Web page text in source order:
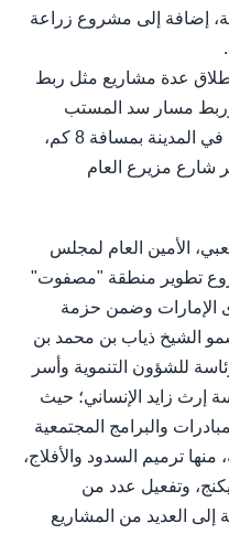
إضافة إلى مشروع زراعة
إطلاق عدة مشاريع مثل ربط
مسار سد المستب
بمسار الميداع، وإنشاء طرق جديدة في المدينة بمسافة 8 كم،
10 كم، وتطوير شارع مزيرع العام
الأمين العام لمجلس
تطوير منطقة "مصفوت"
وضمن حزمة
سمو الشيخ ذياب بن محمد بن
للشؤون التنموية وأسر
إرث زايد الإنساني؛ حيث
والبرامج المجتمعية
منها ترميم السدود والأفلاج،
وتفعيل عدد من
إلى العديد من المشاريع